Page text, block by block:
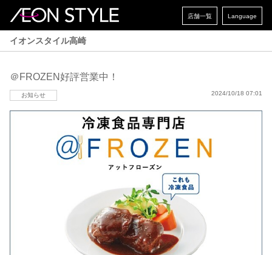
店舗一覧 Language
イオンスタイル高崎
＠FROZEN好評営業中！
お知らせ 2024/10/18 07:01